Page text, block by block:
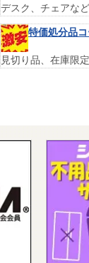
デスク、チェアなど
特価処分品
見切り品、在庫限